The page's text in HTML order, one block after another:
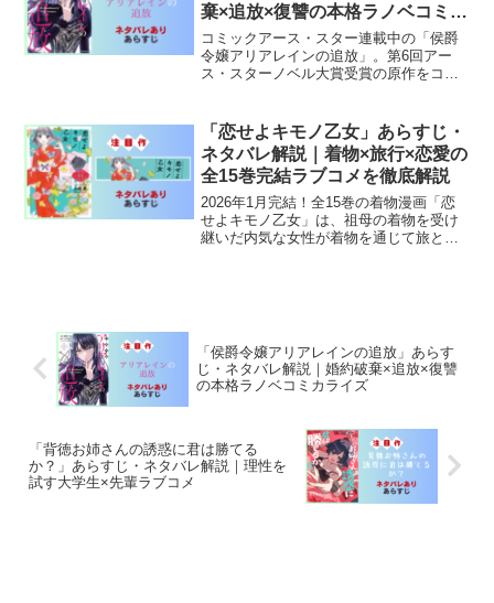
棄×追放×復讐の本格ラノベコミカ
ライズ
コミックアース・スター連載中の「侯爵
令嬢アリアレインの追放」。第6回アー
ス・スターノベル大賞受賞の原作をコミ
説。
「恋せよキモノ乙女」あらすじ・
ネタバレ解説｜着物×旅行×恋愛の
全15巻完結ラブコメを徹底解説
2026年1月完結！全15巻の着物漫画「恋
せよキモノ乙女」は、祖母の着物を受け
継いだ内気な女性が着物を通じて旅と恋
「侯爵令嬢アリアレインの追放」あらす
じ・ネタバレ解説｜婚約破棄×追放×復讐
の本格ラノベコミカライズ
「背徳お姉さんの誘惑に君は勝てる
か？」あらすじ・ネタバレ解説｜理性を
試す大学生×先輩ラブコメ